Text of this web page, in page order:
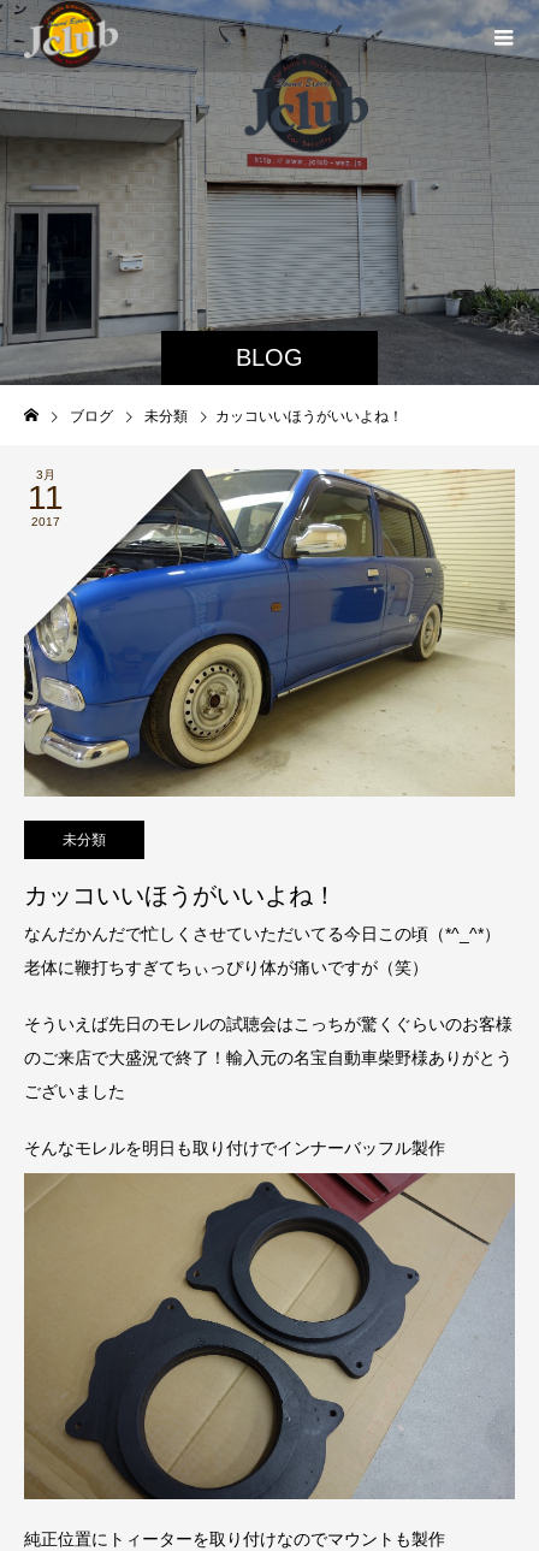
BLOG
ブログ 未分類 カッコいいほうがいいよね！
3月
11
2017
未分類
カッコいいほうがいいよね！
なんだかんだで忙しくさせていただいてる今日この頃（*^_^*）
老体に鞭打ちすぎてちぃっぴり体が痛いですが（笑）
そういえば先日のモレルの試聴会はこっちが驚くぐらいのお客様
のご来店で大盛況で終了！輸入元の名宝自動車柴野様ありがとう
ございました
そんなモレルを明日も取り付けでインナーバッフル製作
純正位置にトィーターを取り付けなのでマウントも製作